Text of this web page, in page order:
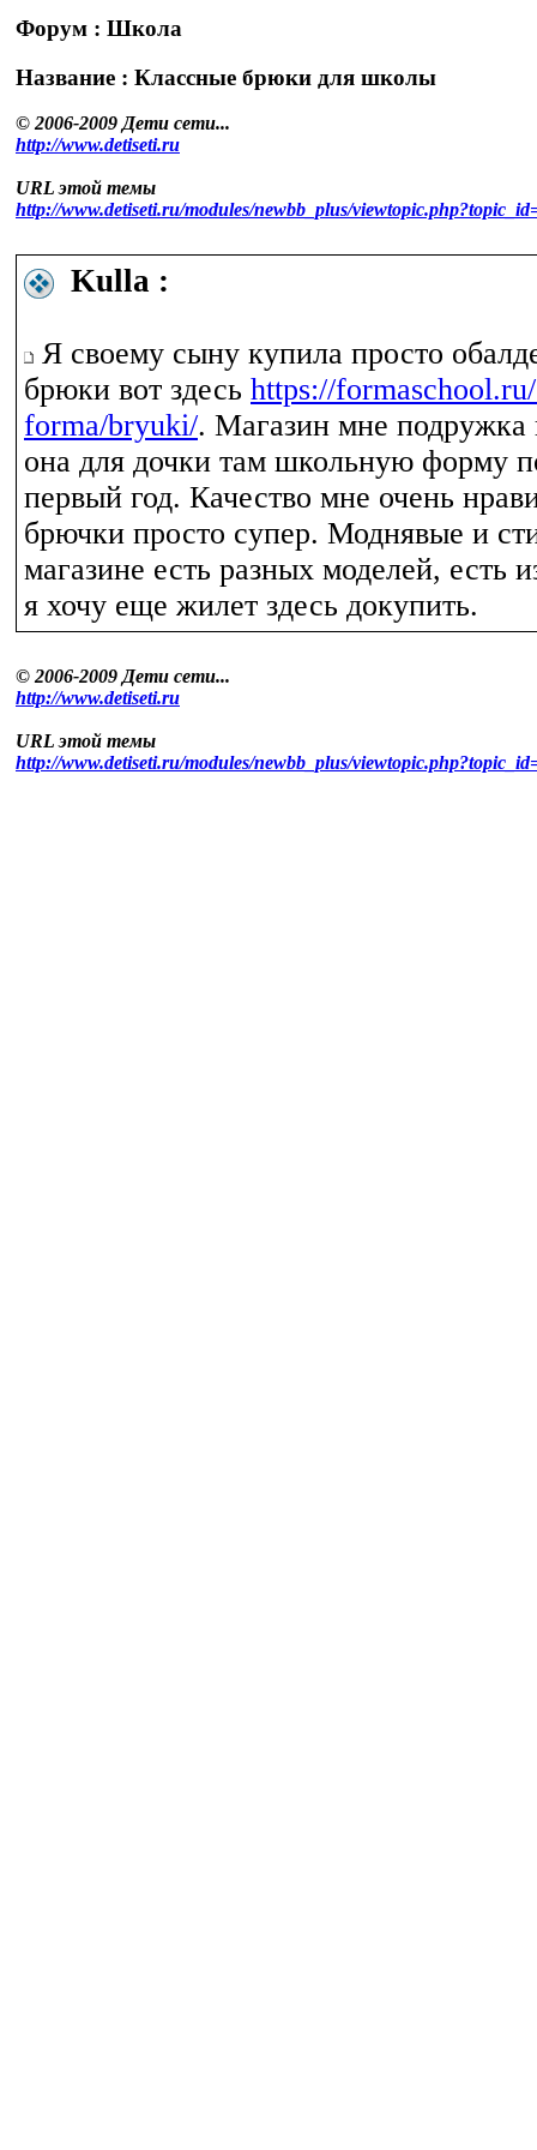
Форум : Школа
Название : Классные брюки для школы
© 2006-2009 Дети сети...
http://www.detiseti.ru
URL этой темы
http://www.detiseti.ru/modules/newbb_plus/
Kulla :
Я своему сыну купила просто
брюки вот здесь https://
forma/bryuki/. Магазин мне подружка
она для дочки там школьную форму
первый год. Качество мне очень
брючки просто супер. Моднявые и
магазине есть разных моделей, есть
я хочу еще жилет здесь докупить.
© 2006-2009 Дети сети...
http://www.detiseti.ru
URL этой темы
http://www.detiseti.ru/modules/newbb_plus/